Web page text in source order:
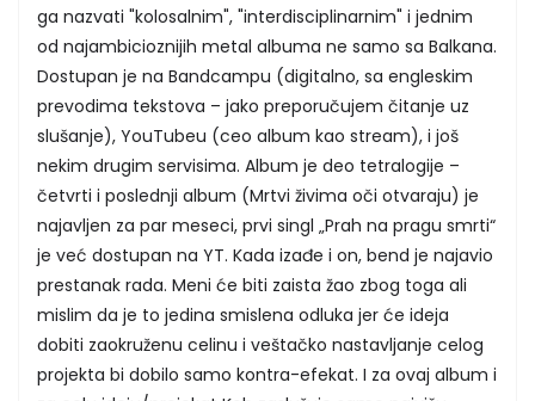
ga nazvati "kolosalnim", "interdisciplinarnim" i jednim
od najambicioznijih metal albuma ne samo sa Balkana.
Dostupan je na Bandcampu (digitalno, sa engleskim
prevodima tekstova – jako preporučujem čitanje uz
slušanje), YouTubeu (ceo album kao stream), i još
nekim drugim servisima. Album je deo tetralogije –
četvrti i poslednji album (Mrtvi živima oči otvaraju) je
najavljen za par meseci, prvi singl „Prah na pragu smrti“
je već dostupan na YT. Kada izađe i on, bend je najavio
prestanak rada. Meni će biti zaista žao zbog toga ali
mislim da je to jedina smislena odluka jer će ideja
dobiti zaokruženu celinu i veštačko nastavljanje celog
projekta bi dobilo samo kontra-efekat. I za ovaj album i